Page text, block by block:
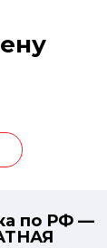
по РФ —